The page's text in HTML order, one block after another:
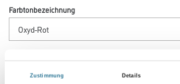
Zustimmung Details
Farbtonbezeichnung